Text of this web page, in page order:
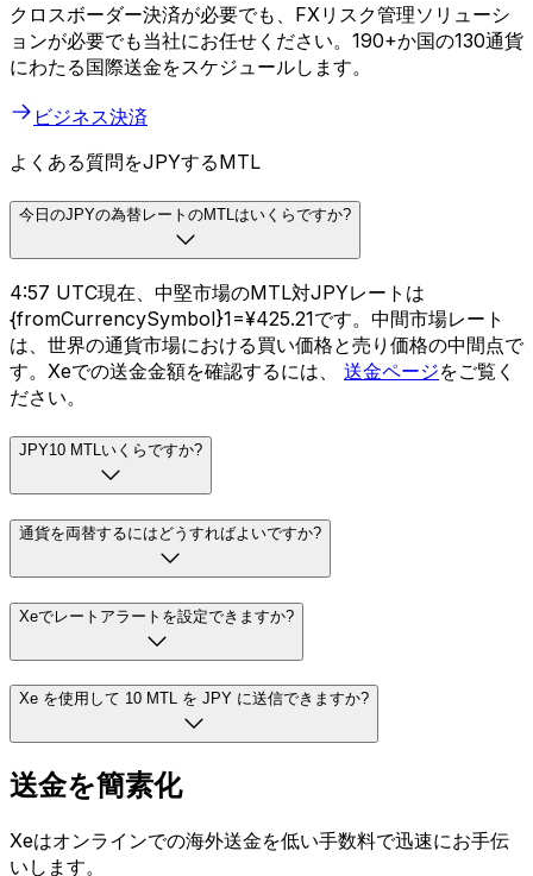
クロスボーダー決済が必要でも、FXリスク管理ソリューシ
ョンが必要でも当社にお任せください。190+か国の130通貨
にわたる国際送金をスケジュールします。
ビジネス決済
よくある質問をJPYするMTL
今日のJPYの為替レートのMTLはいくらですか?
4:57 UTC現在、中堅市場のMTL対JPYレートは
{fromCurrencySymbol}1=¥425.21です。中間市場レート
は、世界の通貨市場における買い価格と売り価格の中間点で
す。Xeでの送金金額を確認するには、 送金ページをご覧く
ださい。
JPY10 MTLいくらですか?
通貨を両替するにはどうすればよいですか?
Xeでレートアラートを設定できますか?
Xe を使用して 10 MTL を JPY に送信できますか?
送金を簡素化
Xeはオンラインでの海外送金を低い手数料で迅速にお手伝
いします。